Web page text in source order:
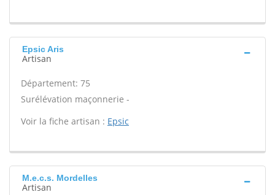
Epsic Aris
Artisan
Département: 75
Surélévation maçonnerie -
Voir la fiche artisan : Epsic
M.e.c.s. Mordelles
Artisan